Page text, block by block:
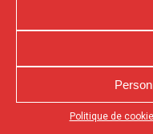
Politique de
Appuyez sur le bouton